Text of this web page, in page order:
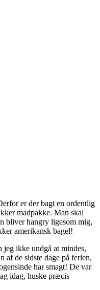
er der bagt en ordentlig
madpakke. Man skal
bliver hangry ligesom mig,
amerikansk bagel!
jeg ikke undgå at mindes,
af de sidste dage på ferien,
har smagt! De var
idag, huske præcis